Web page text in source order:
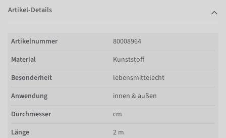
Artikel-Details
Artikelnummer
80008964
Material
Kunststoff
Besonderheit
lebensmittelecht
Anwendung
innen & außen
Durchmesser
cm
Länge
2 m